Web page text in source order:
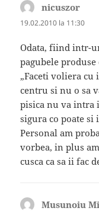
nicuszor
19.02.2010 la 11:30
Odata, fiind intr-
pagubele
„Faceti voliera cu
centru si nu o sa
pisica nu va intra
sigura co poate si
Personal am
vorbea, in plus
cusca ca sa ii fac
Musunoiu